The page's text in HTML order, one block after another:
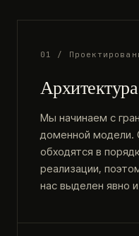
01 /
Архитектура
Мы начинаем с
доменной модели.
обходятся в
реализации,
нас выделен явно